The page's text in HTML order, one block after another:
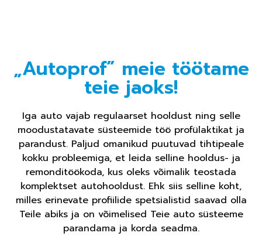
„Autoprof” meie töötame
teie jaoks!
Iga auto vajab regulaarset hooldust ning selle
moodustatavate süsteemide töö profülaktikat ja
parandust. Paljud omanikud puutuvad tihtipeale
kokku probleemiga, et leida selline hooldus- ja
remonditöökoda, kus oleks võimalik teostada
komplektset autohooldust. Ehk siis selline koht,
milles erinevate profiilide spetsialistid saavad olla
Teile abiks ja on võimelised Teie auto süsteeme
parandama ja korda seadma.